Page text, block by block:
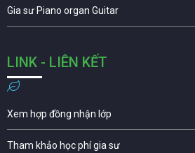
Gia sư Piano organ Guitar
LINK - LIÊN KẾT
Xem hợp đồng nhận lớp
Tham khảo học phí gia sư